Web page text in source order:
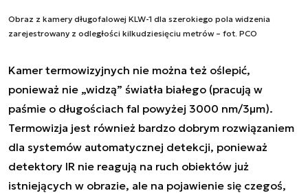
Obraz z kamery długofalowej KLW-1 dla szerokiego pola widzenia
zarejestrowany z odległości kilkudziesięciu metrów – fot. PCO
Kamer termowizyjnych nie można też oślepić,
ponieważ nie „widzą” światła białego (pracują w
paśmie o długościach fal powyżej 3000 nm/3μm).
Termowizja jest również bardzo dobrym rozwiązaniem
dla systemów automatycznej detekcji, ponieważ
detektory IR nie reagują na ruch obiektów już
istniejących w obrazie, ale na pojawienie się czegoś,